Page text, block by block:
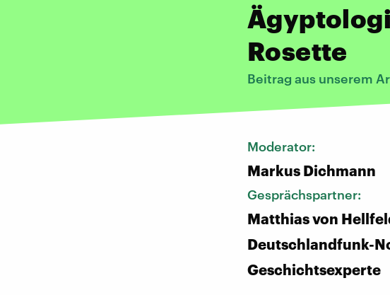
Rosette
Beitrag aus unserem
Moderator:
Markus Dichmann
Gesprächspartner:
Matthias von
Deutschlandfunk-
Geschichtsexperte